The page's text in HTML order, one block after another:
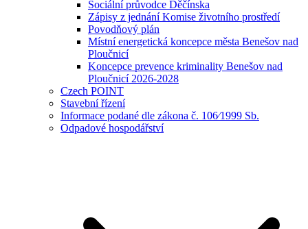
Sociální průvodce Děčínska
Zápisy z jednání Komise životního prostředí
Povodňový plán
Místní energetická koncepce města Benešov nad
Ploučnicí
Koncepce prevence kriminality Benešov nad
Ploučnicí 2026-2028
Czech POINT
Stavební řízení
Informace podané dle zákona č. 106⁄1999 Sb.
Odpadové hospodářství